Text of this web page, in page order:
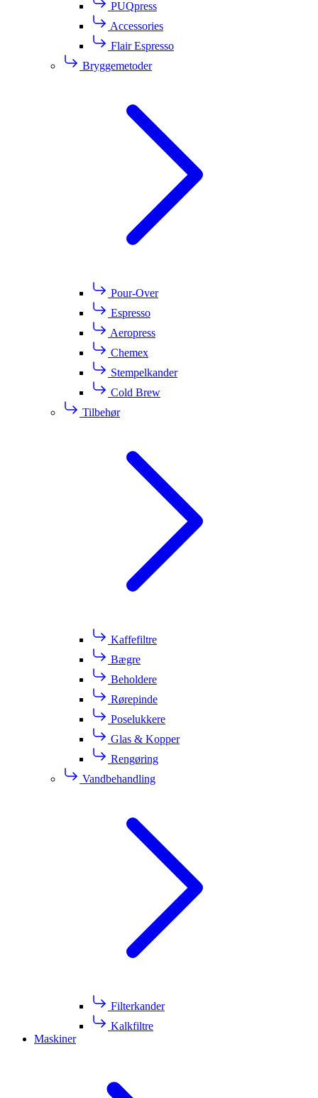
PUQpress
Accessories
Flair Espresso
Bryggemetoder
Pour-Over
Espresso
Aeropress
Chemex
Stempelkander
Cold Brew
Tilbehør
Kaffefiltre
Bægre
Beholdere
Rørepinde
Poselukkere
Glas & Kopper
Rengøring
Vandbehandling
Filterkander
Kalkfiltre
Maskiner